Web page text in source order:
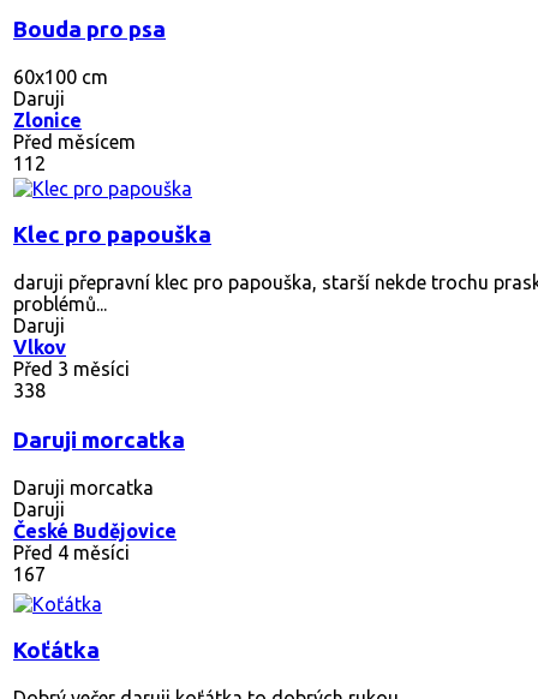
Bouda pro psa
60x100 cm
Daruji
Zlonice
Před měsícem
112
Klec pro papouška
daruji přepravní klec pro papouška, starší nekde trochu
problémů...
Daruji
Vlkov
Před 3 měsíci
338
Daruji morcatka
Daruji morcatka
Daruji
České Budějovice
Před 4 měsíci
167
Koťátka